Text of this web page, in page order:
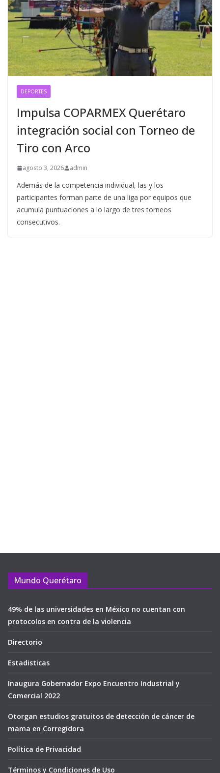
DEPORTES
Impulsa COPARMEX Querétaro
integración social con Torneo de
Tiro con Arco
agosto 3, 2026 admin
Además de la competencia individual, las y los
participantes forman parte de una liga por equipos que
acumula puntuaciones a lo largo de tres torneos
consecutivos.
Mundo Querétaro
49% de las universidades en México no cuentan con
protocolos en contra de la violencia
Directorio
Estadisticas
Inaugura Gobernador Expo Encuentro Industrial y
Comercial 2022
Otorgan estudios gratuitos de detección de cáncer de
mama en Corregidora
Política de Privacidad
Términos y Condiciones de Uso